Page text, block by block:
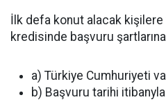
İlk defa konut alacak
kredisinde başvuru
a) Türkiye Cumhuriyeti
b) Başvuru tarihi